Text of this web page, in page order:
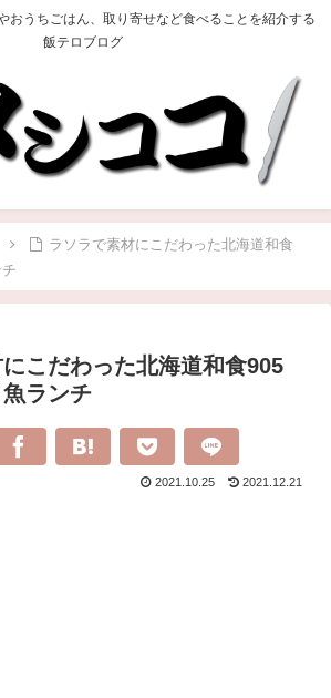
おうちごはん、取り寄せなど食べることを紹介する
飯テロブログ
ラソラで素材にこだわった北海道和食
こだわった北海道和食905
ランチ
2021.10.25 2021.12.21